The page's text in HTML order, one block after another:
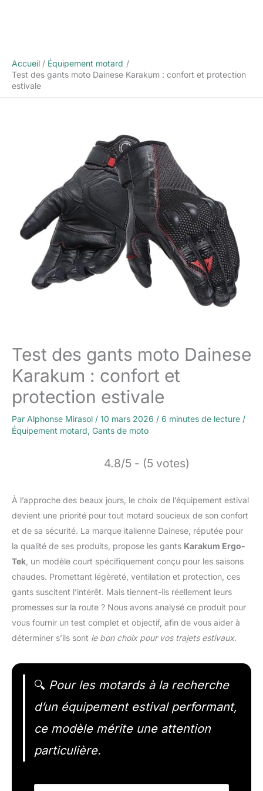
Accueil
Équipement motard
Test des gants moto Dainese Karakum : confort et protection
estivale
Test des gants moto Dainese
Karakum : confort et
protection estivale
Par Alphonse Mirasol / 10 mars 2026 / 6 minutes de lecture /
Équipement motard, Gants de moto
4.8/5 - (5 votes)
À l’approche des beaux jours, le choix de l’équipement estival
devient une priorité pour tout motard soucieux de son confort
et de sa sécurité. La marque italienne Dainese, réputée pour
la qualité de ses produits, propose les gants Karakum Ergo-
Tek , un modèle court spécifiquement conçu pour les saisons
chaudes. Promettant légèreté, ventilation et protection, ces
gants suscitent l’intérêt. Mais tiennent-ils réellement leurs
promesses sur la route ? Nous avons analysé ce produit pour
vous fournir un test complet et objectif, afin de vous aider à
déterminer s’ils sont le bon choix pour vos trajets estivaux.
🔍 Pour les motards à la recherche
d’un équipement estival performant,
ce modèle mérite une attention
particulière.